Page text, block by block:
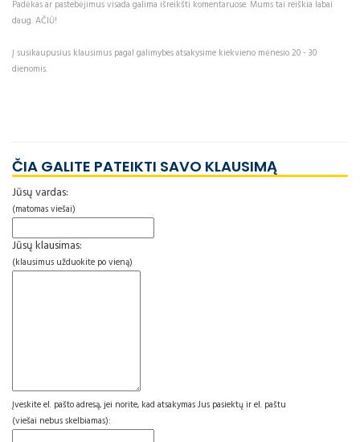
Padėkas ar pastebėjimus visada galima išreikšti komentaruose. Mums tai reiškia labai
daug. AČIŪ!
Į susikaupusius klausimus pagal galimybes atsakysime kiekvieno mėnesio 20 - 30
dienomis.
ČIA GALITE PATEIKTI SAVO KLAUSIMĄ
Jūsų vardas:
(matomas viešai)
Jūsų klausimas:
(klausimus užduokite po vieną)
Įveskite el. pašto adresą, jei norite, kad atsakymas Jus pasiektų ir el. paštu
(viešai nebus skelbiamas):